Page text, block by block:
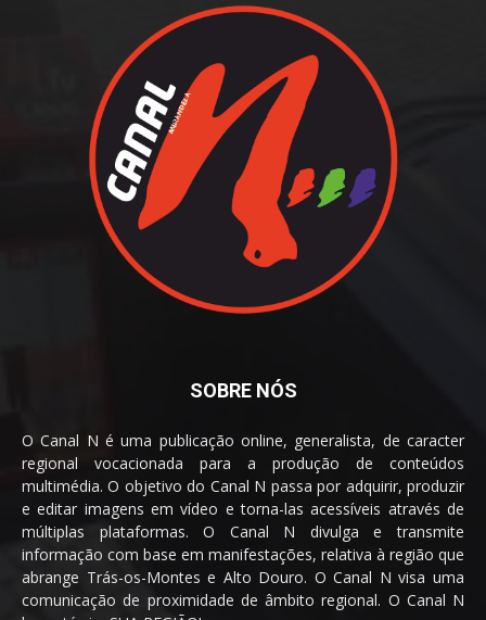
SOBRE NÓS
O Canal N é uma publicação online, generalista, de caracter
regional vocacionada para a produção de conteúdos
multimédia. O objetivo do Canal N passa por adquirir, produzir
e editar imagens em vídeo e torna-las acessíveis através de
múltiplas plataformas. O Canal N divulga e transmite
informação com base em manifestações, relativa à região que
abrange Trás-os-Montes e Alto Douro. O Canal N visa uma
comunicação de proximidade de âmbito regional. O Canal N